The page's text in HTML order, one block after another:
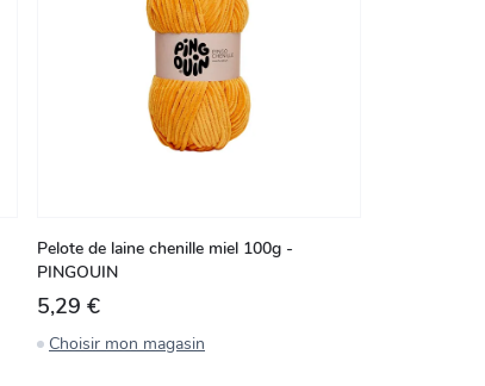
Pelote de laine chenille miel 100g -
PINGOUIN
5,29 €
Choisir mon magasin